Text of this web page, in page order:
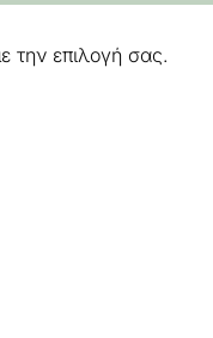
την επιλογή σας.